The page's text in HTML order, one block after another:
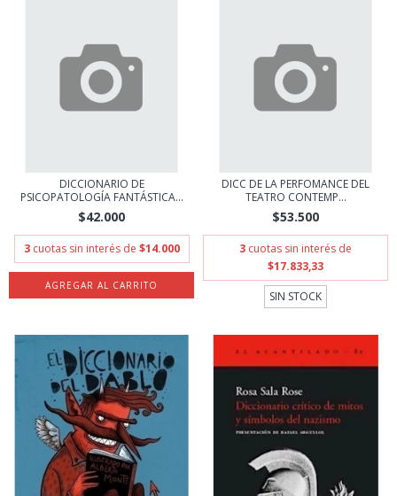
DICCIONARIO DE
PSICOPATOLOGÍA FANTÁSTICA...
$42.000
3 cuotas sin interés de $14.000
DICC DE LA PERFOMANCE DEL
TEATRO CONTEMP...
$53.500
3 cuotas sin interés de
$17.833,33
SIN STOCK